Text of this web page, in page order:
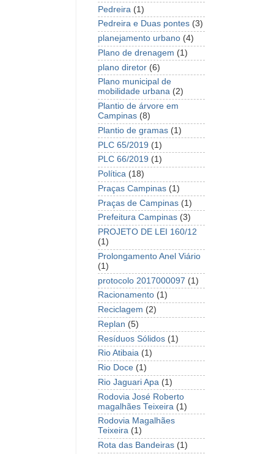
Pedreira (1)
Pedreira e Duas pontes (3)
planejamento urbano (4)
Plano de drenagem (1)
plano diretor (6)
Plano municipal de
mobilidade urbana (2)
Plantio de árvore em
Campinas (8)
Plantio de gramas (1)
PLC 65/2019 (1)
PLC 66/2019 (1)
Política (18)
Praças Campinas (1)
Praças de Campinas (1)
Prefeitura Campinas (3)
PROJETO DE LEI 160/12
(1)
Prolongamento Anel Viário
(1)
protocolo 2017000097 (1)
Racionamento (1)
Reciclagem (2)
Replan (5)
Resíduos Sólidos (1)
Rio Atibaia (1)
Rio Doce (1)
Rio Jaguari Apa (1)
Rodovia José Roberto
magalhães Teixeira (1)
Rodovia Magalhães
Teixeira (1)
Rota das Bandeiras (1)